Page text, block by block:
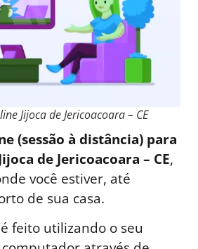
Jijoca de Jericoacoara – CE
(sessão à distância) para
de Jericoacoara – CE,
você estiver, até
de sua casa.
feito utilizando o seu